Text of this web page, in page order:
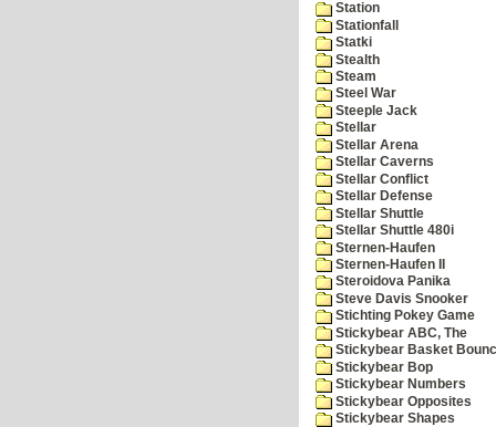
Station
Stationfall
Statki
Stealth
Steam
Steel War
Steeple Jack
Stellar
Stellar Arena
Stellar Caverns
Stellar Conflict
Stellar Defense
Stellar Shuttle
Stellar Shuttle 480i
Sternen-Haufen
Sternen-Haufen II
Steroidova Panika
Steve Davis Snooker
Stichting Pokey Game
Stickybear ABC, The
Stickybear Basket
Stickybear Bop
Stickybear Numbers
Stickybear Opposites
Stickybear Shapes